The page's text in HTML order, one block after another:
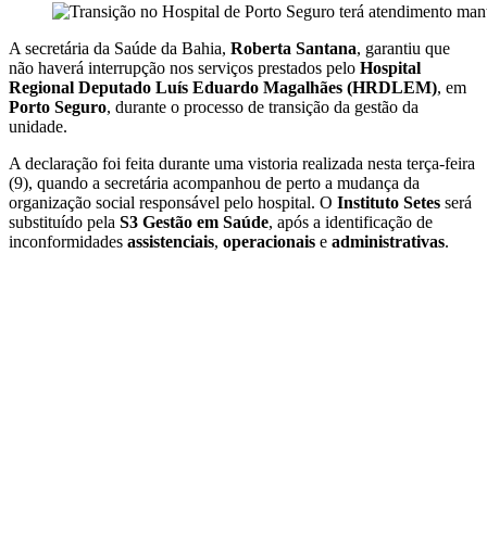
A secretária da Saúde da Bahia, Roberta Santana, garantiu que
não haverá interrupção nos serviços prestados pelo Hospital
Regional Deputado Luís Eduardo Magalhães (HRDLEM), em
Porto Seguro, durante o processo de transição da gestão da
unidade.
A declaração foi feita durante uma vistoria realizada nesta terça-feira
(9), quando a secretária acompanhou de perto a mudança da
organização social responsável pelo hospital. O Instituto Setes será
substituído pela S3 Gestão em Saúde, após a identificação de
inconformidades assistenciais, operacionais e administrativas.